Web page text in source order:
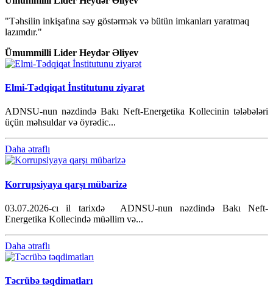
"Təhsilin inkişafına səy göstərmək və bütün imkanları yaratmaq
lazımdır."
Ümummilli Lider Heydər Əliyev
Elmi-Tədqiqat İnstitutunu ziyarət
ADNSU-nun nəzdində Bakı Neft-Energetika Kollecinin tələbələri
üçün məhsuldar və öyrədic...
Daha ətraflı
Korrupsiyaya qarşı mübarizə
03.07.2026-cı il tarixdə ADNSU-nun nəzdində Bakı Neft-
Energetika Kollecində müəllim və...
Daha ətraflı
Təcrübə təqdimatları